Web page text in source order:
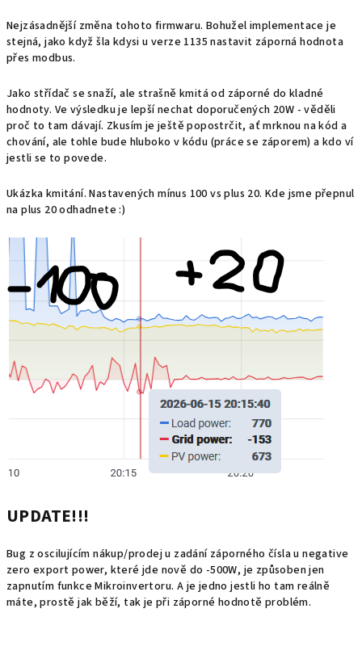
Nejzásadnější změna tohoto firmwaru. Bohužel implementace je
stejná, jako když šla kdysi u verze 1135 nastavit záporná hodnota
přes modbus.
Jako střídač se snaží, ale strašně kmitá od záporné do kladné
hodnoty. Ve výsledku je lepší nechat doporučených 20W - věděli
proč to tam dávají. Zkusím je ještě popostrčit, ať mrknou na kód a
chování, ale tohle bude hluboko v kódu (práce se záporem) a kdo ví
jestli se to povede.
Ukázka kmitání. Nastavených mínus 100 vs plus 20. Kde jsme přepnul
na plus 20 odhadnete :)
UPDATE!!!
Bug z oscilujícím nákup/prodej u zadání záporného čísla u negative
zero export power, které jde nově do -500W, je způsoben jen
zapnutím funkce Mikroinvertoru. A je jedno jestli ho tam reálně
máte, prostě jak běží, tak je při záporné hodnotě problém.